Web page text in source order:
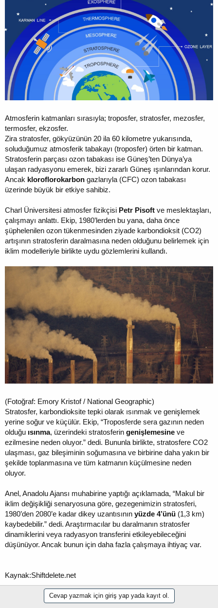
Atmosferin katmanları sırasıyla; troposfer, stratosfer, mezosfer,
termosfer, ekzosfer.
Zira stratosfer, gökyüzünün 20 ila 60 kilometre yukarısında,
soluduğumuz atmosferik tabakayı (troposfer) örten bir katman.
Stratosferin parçası ozon tabakası ise Güneş’ten Dünya’ya
ulaşan radyasyonu emerek, bizi zararlı Güneş ışınlarından korur.
Ancak kloroflorokarbon gazlarıyla (CFC) ozon tabakası
üzerinde büyük bir etkiye sahibiz.
Charl Üniversitesi atmosfer fizikçisi Petr Pisoft ve meslektaşları,
çalışmayı anlattı. Ekip, 1980’lerden bu yana, daha önce
şüphelenilen ozon tükenmesinden ziyade karbondioksit (CO2)
artışının stratosferin daralmasına neden olduğunu belirlemek için
iklim modelleriyle birlikte uydu gözlemlerini kullandı.
(Fotoğraf: Emory Kristof / National Geographic)
Stratosfer, karbondioksite tepki olarak ısınmak ve genişlemek
yerine soğur ve küçülür. Ekip, “Troposferde sera gazının neden
olduğu ısınma, üzerindeki stratosferin genişlemesine ve
ezilmesine neden oluyor.” dedi. Bununla birlikte, stratosfere CO2
ulaşması, gaz bileşiminin soğumasına ve birbirine daha yakın bir
şekilde toplanmasına ve tüm katmanın küçülmesine neden
oluyor.
Anel, Anadolu Ajansı muhabirine yaptığı açıklamada, “Makul bir
iklim değişikliği senaryosuna göre, gezegenimizin stratosferi,
1980’den 2080’e kadar dikey uzantısının yüzde 4’ünü (1,3 km)
kaybedebilir.” dedi. Araştırmacılar bu daralmanın stratosfer
dinamiklerini veya radyasyon transferini etkileyebileceğini
düşünüyor. Ancak bunun için daha fazla çalışmaya ihtiyaç var.
Kaynak:Shiftdelete.net
Cevap yazmak için giriş yap yada kayıt ol.